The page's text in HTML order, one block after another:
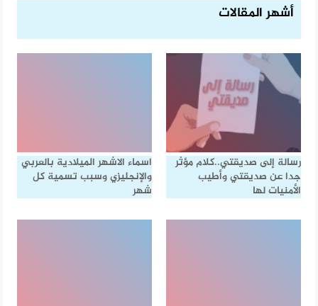
أشهر المقالات
رسالة إلى صديقتي..كلام مؤثر
جدا عن صديقتي وأطيب
الأمنيات لها
اسماء الاشهر الميلادية بالعربي
والإنجليزي وسبب تسمية كل
شهر